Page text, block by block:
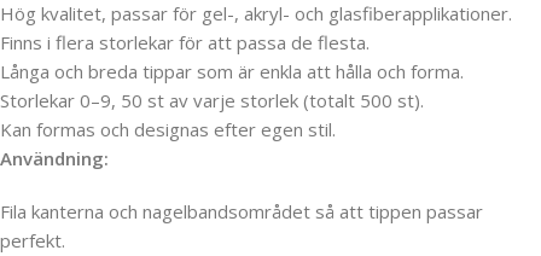
Hög kvalitet, passar för gel-, akryl- och glasfiberapplikationer.
Finns i flera storlekar för att passa de flesta.
Långa och breda tippar som är enkla att hålla och forma.
Storlekar 0–9, 50 st av varje storlek (totalt 500 st).
Kan formas och designas efter egen stil.
Användning:
Fila kanterna och nagelbandsområdet så att tippen passar
perfekt.